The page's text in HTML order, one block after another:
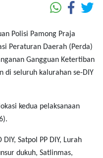
Polisi Pamong Praja
Peraturan Daerah (Perda)
Gangguan Ketertiban
di seluruh kalurahan se-DIY
kedua pelaksanaan
Satpol PP DIY, Lurah
dukuh, Satlinmas,